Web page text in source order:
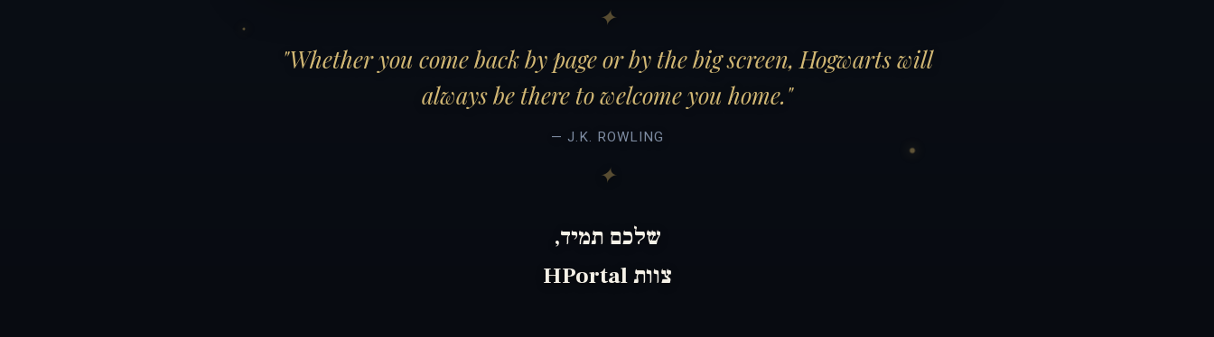
"Whether you come back by page or by the big screen, Hogwarts will
always be there to welcome you home."
— J.K. ROWLING
שלכם תמיד,
צוות HPortal